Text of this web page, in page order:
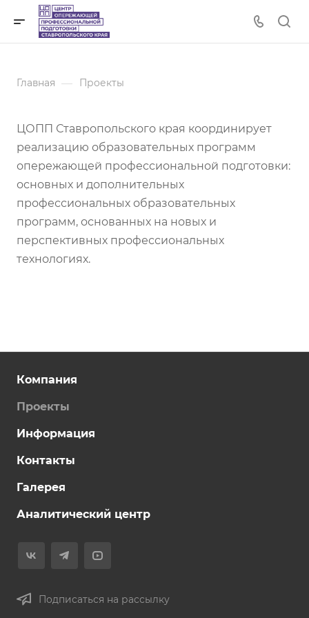
Главная — Проекты
ЦОПП Ставропольского края координирует
реализацию образовательных программ
опережающей профессиональной подготовки:
основных и дополнительных
профессиональных образовательных
программ, основанных на новых и
перспективных профессиональных
технологиях.
Компания
Проекты
Информация
Контакты
Галерея
Аналитический центр
Подписаться на рассылку